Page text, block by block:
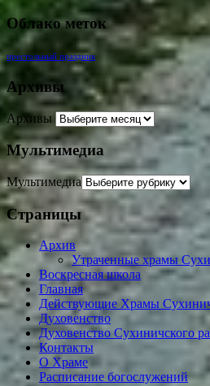
Облако меток
престольный праздник
Архивы
Архивы
Мультимедиа
Мультимедиа
Страницы
Архив
Утраченные храмы
Воскресная школа
Главная
Действующие Храмы
Духовенство
Духовенство Сухиничского
Контакты
О Храме
Расписание богослужений